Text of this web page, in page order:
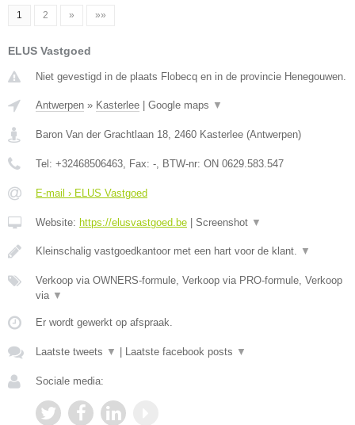
1 2 » »»
ELUS Vastgoed
Niet gevestigd in de plaats Flobecq en in de provincie Henegouwen.
Antwerpen » Kasterlee Google maps ▼
Baron Van der Grachtlaan 18, 2460 Kasterlee (Antwerpen)
Tel: +32468506463, Fax: -, BTW-nr: ON 0629.583.547
E-mail › ELUS Vastgoed
Website: https://elusvastgoed.be Screenshot ▼
Kleinschalig vastgoedkantoor met een hart voor de klant. ▼
Verkoop via OWNERS-formule, Verkoop via PRO-formule, Verkoop
via ▼
Er wordt gewerkt op afspraak.
Laatste tweets ▼ Laatste facebook posts ▼
Sociale media: